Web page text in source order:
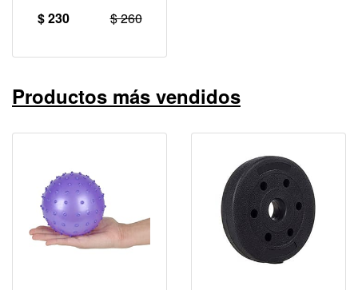
$ 230 $ 260
Productos más vendidos